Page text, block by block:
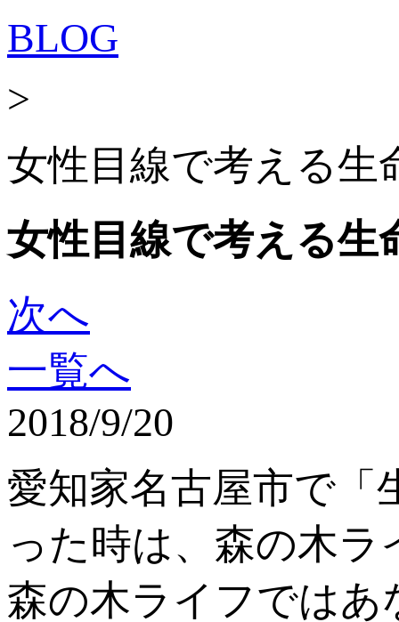
BLOG
>
女性目線で考える生
女性目線で考える生
次へ
一覧へ
2018/9/20
愛知家名古屋市で「
った時は、森の木
森の木ライフでは